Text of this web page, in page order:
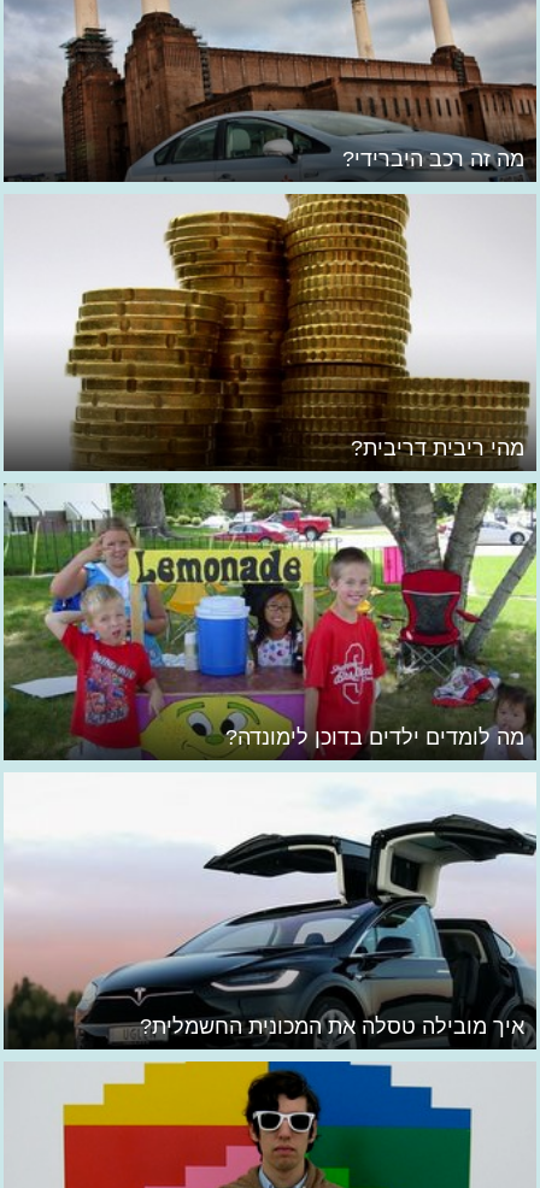
מה זה רכב היברידי?
מהי ריבית דריבית?
מה לומדים ילדים בדוכן לימונדה?
איך מובילה טסלה את המכונית החשמלית?